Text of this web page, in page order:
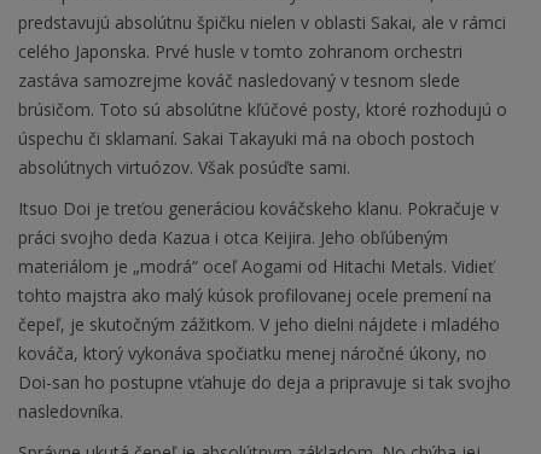
predstavujú absolútnu špičku nielen v oblasti Sakai, ale v rámci
celého Japonska. Prvé husle v tomto zohranom orchestri
zastáva samozrejme kováč nasledovaný v tesnom slede
brúsičom. Toto sú absolútne kľúčové posty, ktoré rozhodujú o
úspechu či sklamaní. Sakai Takayuki má na oboch postoch
absolútnych virtuózov. Však posúďte sami.
Itsuo Doi je treťou generáciou kováčskeho klanu. Pokračuje v
práci svojho deda Kazua i otca Keijira. Jeho obľúbeným
materiálom je „modrá“ oceľ Aogami od Hitachi Metals. Vidieť
tohto majstra ako malý kúsok profilovanej ocele premení na
čepeľ, je skutočným zážitkom. V jeho dielni nájdete i mladého
kováča, ktorý vykonáva spočiatku menej náročné úkony, no
Doi-san ho postupne vťahuje do deja a pripravuje si tak svojho
nasledovníka.